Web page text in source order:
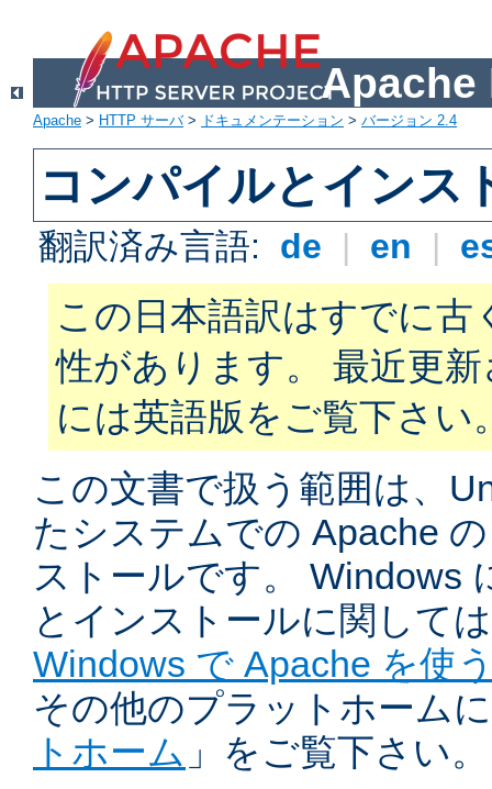
Apache
Apache > HTTP サーバ> ドキュメンテーション > バージョン 2.4
コンパイルとインス
翻訳済み言語: de | en |
この日本語訳はすでに古
性があります。 最近更
には英語版をご覧下さい
この文書で扱う範囲は、
たシステムでの Apache
ストールです。 Windows
とインストールに関して
Windows で Apache を使
その他のプラットホーム
トホーム 」をご覧下さい。